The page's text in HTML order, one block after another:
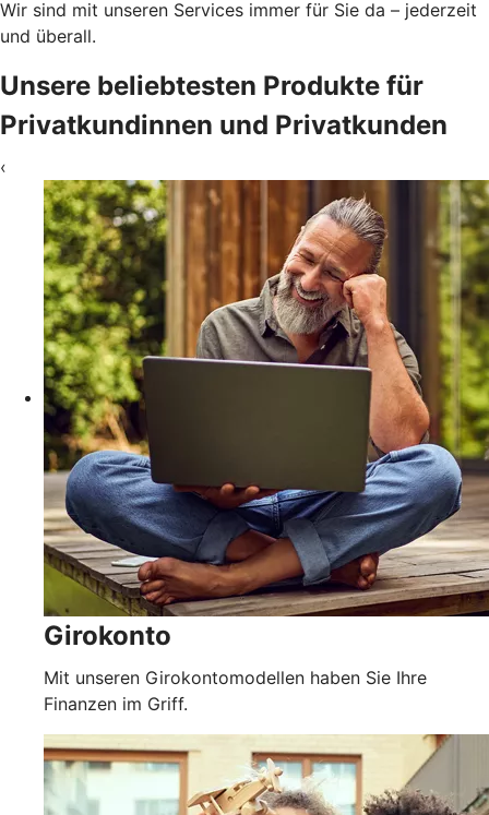
Wir sind mit unseren Services immer für Sie da – jederzeit
und überall.
Unsere beliebtesten Produkte für
Privatkundinnen und Privatkunden
‹
Girokonto
Mit unseren Girokontomodellen haben Sie Ihre
Finanzen im Griff.